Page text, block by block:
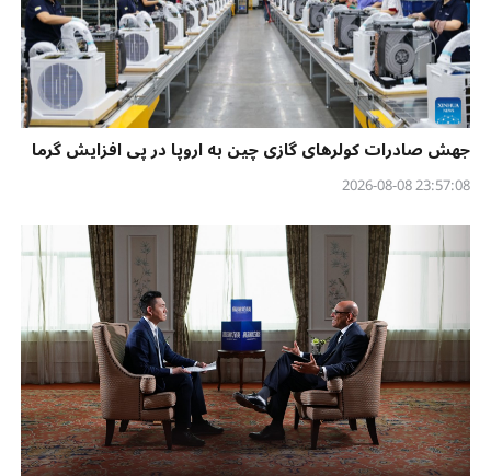
جهش صادرات کولرهای گازی چین به اروپا در پی افزایش گرما
23:57:08 2026-08-08